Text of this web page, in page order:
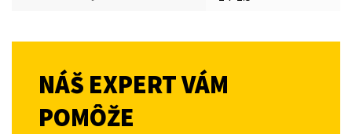
NÁŠ EXPERT VÁM
POMÔŽE